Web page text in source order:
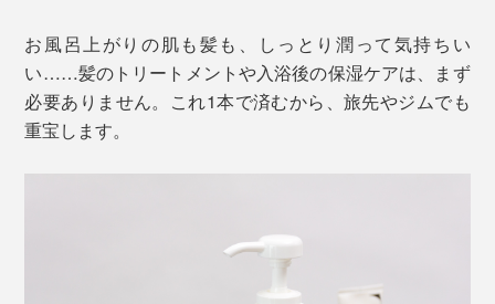
お風呂上がりの肌も髪も、しっとり潤って気持ちい
い……髪のトリートメントや入浴後の保湿ケアは、まず
必要ありません。これ1本で済むから、旅先やジムでも
重宝します。